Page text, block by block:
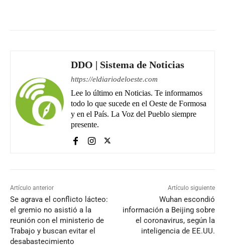
DDO | Sistema de Noticias
https://eldiariodeloeste.com
Lee lo último en Noticias. Te informamos
todo lo que sucede en el Oeste de Formosa
y en el País. La Voz del Pueblo siempre
presente.
Artículo anterior
Se agrava el conflicto lácteo:
el gremio no asistió a la
reunión con el ministerio de
Trabajo y buscan evitar el
desabastecimiento
Artículo siguiente
Wuhan escondió
información a Beijing sobre
el coronavirus, según la
inteligencia de EE.UU.